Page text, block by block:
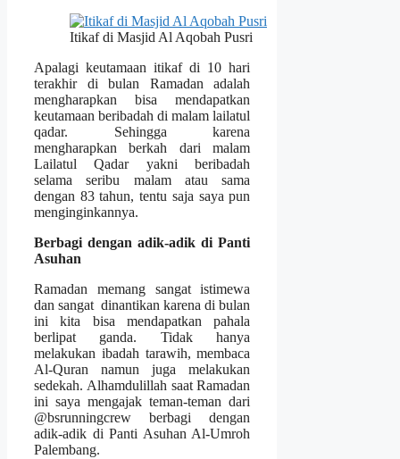
Itikaf di Masjid Al Aqobah Pusri
Apalagi keutamaan itikaf di 10 hari
terakhir di bulan Ramadan adalah
mengharapkan bisa mendapatkan
keutamaan beribadah di malam lailatul
qadar. Sehingga karena
mengharapkan berkah dari malam
Lailatul Qadar yakni beribadah
selama seribu malam atau sama
dengan 83 tahun, tentu saja saya pun
menginginkannya.
Berbagi dengan adik-adik di Panti
Asuhan
Ramadan memang sangat istimewa
dan sangat dinantikan karena di bulan
ini kita bisa mendapatkan pahala
berlipat ganda. Tidak hanya
melakukan ibadah tarawih, membaca
Al-Quran namun juga melakukan
sedekah. Alhamdulillah saat Ramadan
ini saya mengajak teman-teman dari
@bsrunningcrew berbagi dengan
adik-adik di Panti Asuhan Al-Umroh
Palembang.